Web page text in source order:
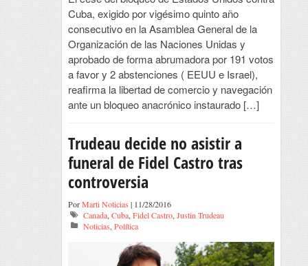
Cuba, exigido por vigésimo quinto año
consecutivo en la Asamblea General de la
Organización de las Naciones Unidas y
aprobado de forma abrumadora por 191 votos
a favor y 2 abstenciones ( EEUU e Israel),
reafirma la libertad de comercio y navegación
ante un bloqueo anacrónico instaurado […]
Trudeau decide no asistir a
funeral de Fidel Castro tras
controversia
PorMarti Noticias | 11/28/2016
Canada, Cuba, Fidel Castro, Justin Trudeau
Noticias, Política